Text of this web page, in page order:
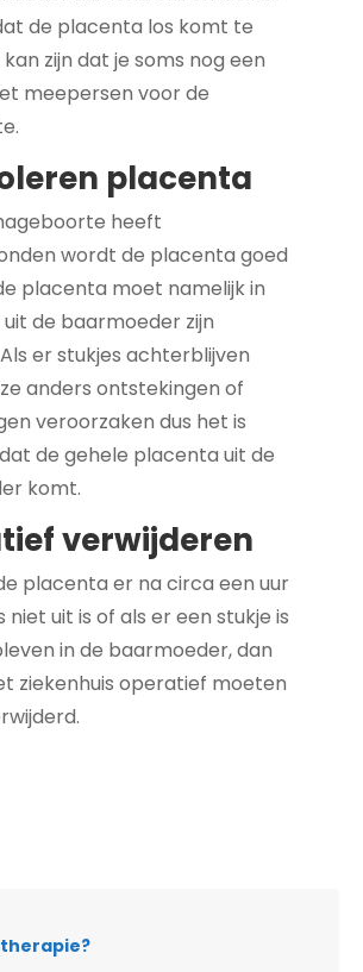
de placenta los komt te
zijn dat je soms nog een
meepersen voor de
placenta
heeft
wordt de placenta goed
placenta moet namelijk in
uit de baarmoeder zijn
er stukjes achterblijven
anders ontstekingen of
veroorzaken dus het is
de gehele placenta uit de
komt.
verwijderen
placenta er na circa een uur
niet uit is of als er een stukje is
in de baarmoeder, dan
ziekenhuis operatief moeten